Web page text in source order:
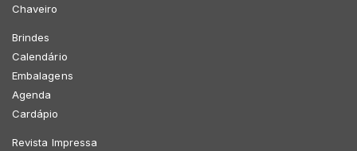
Chaveiro
Brindes
Calendário
Embalagens
Agenda
Cardápio
Revista Impressa